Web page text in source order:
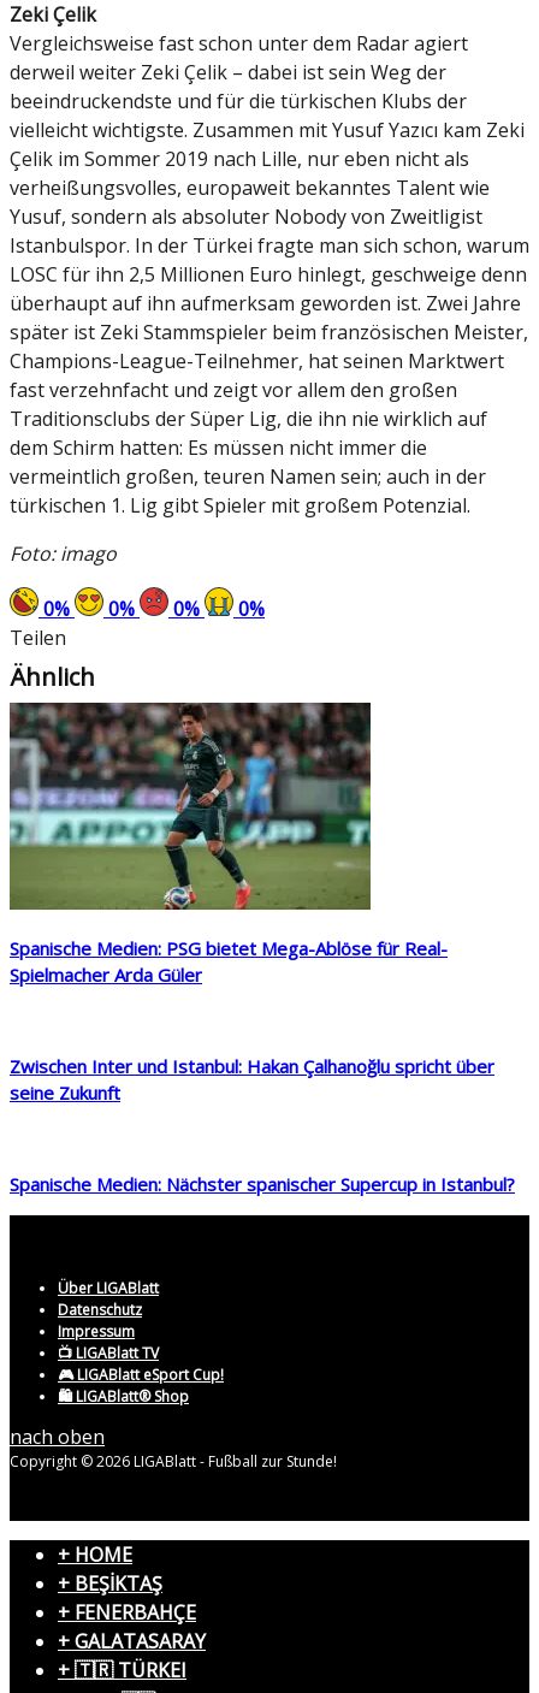
Zeki Çelik
Vergleichsweise fast schon unter dem Radar agiert
derweil weiter Zeki Çelik – dabei ist sein Weg der
beeindruckendste und für die türkischen Klubs der
vielleicht wichtigste. Zusammen mit Yusuf Yazıcı kam Zeki
Çelik im Sommer 2019 nach Lille, nur eben nicht als
verheißungsvolles, europaweit bekanntes Talent wie
Yusuf, sondern als absoluter Nobody von Zweitligist
Istanbulspor. In der Türkei fragte man sich schon, warum
LOSC für ihn 2,5 Millionen Euro hinlegt, geschweige denn
überhaupt auf ihn aufmerksam geworden ist. Zwei Jahre
später ist Zeki Stammspieler beim französischen Meister,
Champions-League-Teilnehmer, hat seinen Marktwert
fast verzehnfacht und zeigt vor allem den großen
Traditionsclubs der Süper Lig, die ihn nie wirklich auf
dem Schirm hatten: Es müssen nicht immer die
vermeintlich großen, teuren Namen sein; auch in der
türkischen 1. Lig gibt Spieler mit großem Potenzial.
Foto: imago
0% 0% 0% 0%
Teilen
Ähnlich
Spanische Medien: PSG bietet Mega-Ablöse für Real-
Spielmacher Arda Güler
Zwischen Inter und Istanbul: Hakan Çalhanoğlu spricht über
seine Zukunft
Spanische Medien: Nächster spanischer Supercup in Istanbul?
Über LIGABlatt
Datenschutz
Impressum
📺 LIGABlatt TV
🎮 LIGABlatt eSport Cup!
🛍️ LIGABlatt® Shop
nach oben
Copyright © 2026 LIGABlatt - Fußball zur Stunde!
+ HOME
+ BEŞİKTAŞ
+ FENERBAHÇE
+ GALATASARAY
+ 🇹🇷 TÜRKEI